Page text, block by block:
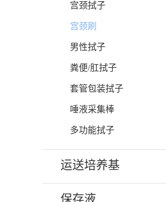
宫颈拭子
宫颈刷
男性拭子
粪便/肛拭子
套管包装拭子
唾液采集棒
多功能拭子
运送培养基
保存液